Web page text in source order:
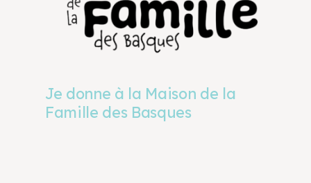
Je donne à la Maison de la
Famille des Basques